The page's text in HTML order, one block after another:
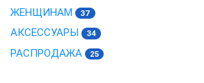
ЖЕНЩИНАМ 37
АКСЕССУАРЫ 34
РАСПРОДАЖА 25